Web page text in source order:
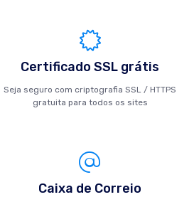
Certificado SSL grátis
Seja seguro com criptografia SSL / HTTPS
gratuita para todos os sites
Caixa de Correio